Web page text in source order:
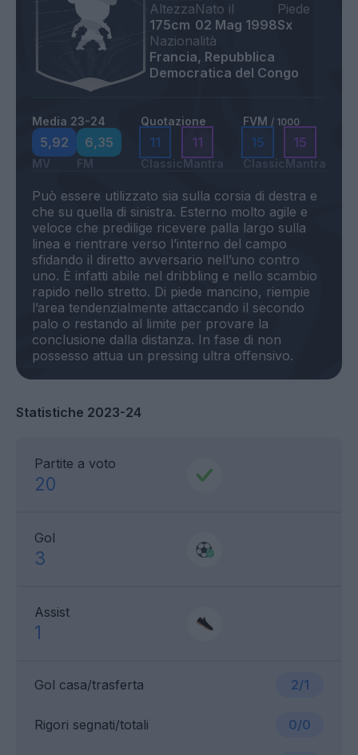
Altezza
175cm
Nato il
02 Mag 1998
Piede
Sx
Nazionalità
Francia, Repubblica
Democratica del Congo
Media 23-24
5,92
MV
6,35
FM
Quotazione
11
Classic
11
Mantra
FVM / 1000
15
Classic
15
Mantra
Può essere utilizzato sia sulla corsia di destra e
che su quella di sinistra. Esterno molto agile e
veloce che predilige ricevere palla largo sulla
linea e rientrare verso l’interno del campo
sfidando il diretto avversario nell’uno contro
uno. È infatti abile nel dribbling e nello scambio
rapido nello stretto. Di piede mancino, riempie
l’area tendenzialmente attaccando il secondo
palo o restando al limite per provare la
conclusione dalla distanza. In fase di non
Statistiche 2023-24
Partite a voto
20
Gol
3
Assist
1
Gol casa/trasferta 2/1
Rigori segnati/totali 0/0